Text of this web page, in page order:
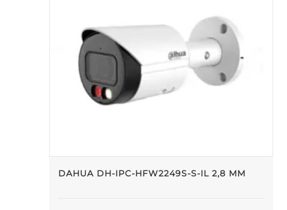
DAHUA DH-IPC-HFW2249S-S-IL 2,8 ММ